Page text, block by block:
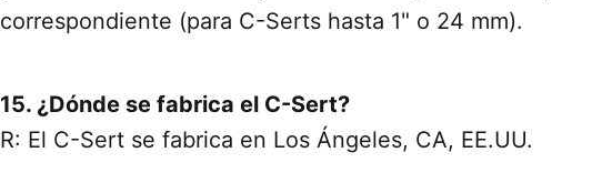
correspondiente (para C-Serts hasta 1" o 24 mm).
15. ¿Dónde se fabrica el C-Sert?
R: El C-Sert se fabrica en Los Ángeles, CA, EE.UU.